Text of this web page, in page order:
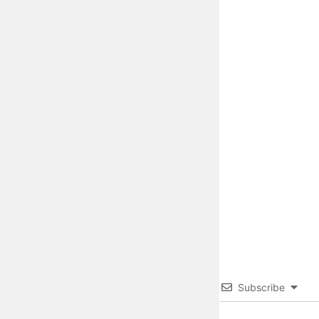
Subscribe